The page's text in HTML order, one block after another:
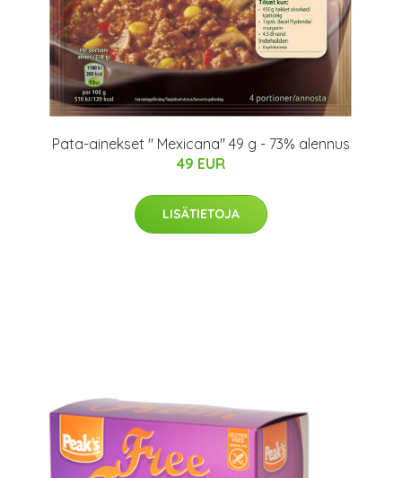
Pata-ainekset " Mexicana" 49 g - 73% alennus
49 EUR
LISÄTIETOJA